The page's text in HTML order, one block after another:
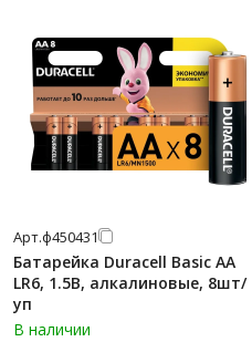
Арт.ф450431
Батарейка Duracell Basic АА
LR6, 1.5В, алкалиновые, 8шт/
уп
В наличии